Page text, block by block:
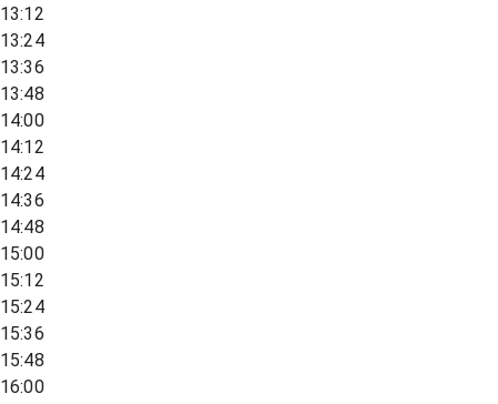
13:12
13:24
13:36
13:48
14:00
14:12
14:24
14:36
14:48
15:00
15:12
15:24
15:36
15:48
16:00